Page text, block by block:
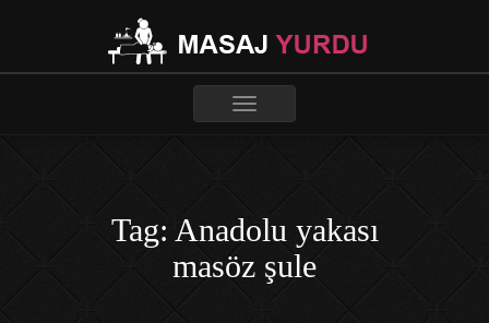
Toggle
Tag: Anadolu yakası
masöz şule